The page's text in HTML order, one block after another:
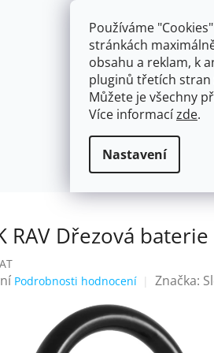
Používáme
stránkách
obsahu a reklam, k
pluginů třetích stran
Můžete je všechny
Více informacízde.
Nastavení
NÁSTĚNNÉ 150/100MM SE SPRCHOU
SLEZÁK RAV
RAV Dřezová
Podrobnosti hodnocení Značka: